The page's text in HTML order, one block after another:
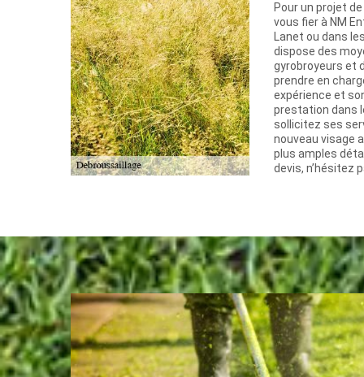
Pour un projet
vous fier à NM
Lanet ou dans
dispose des
gyrobroyeurs et
prendre en
expérience et
prestation dans
sollicitez ses
nouveau visage
plus amples
devis, n’hésitez